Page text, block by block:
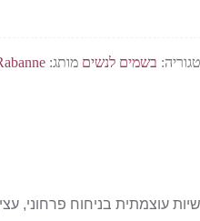
בשמים לנשים מותג:
עוצמתית בניחוח פרחוני,